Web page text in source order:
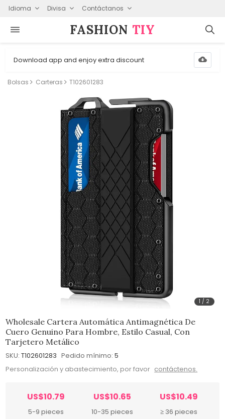
Idioma Divisa Contáctanos
FASHION⁠ TIY
Download app and enjoy extra discount
Bolsas Carteras T102601283
1 / 2
Wholesale Cartera Automática Antimagnética De
Cuero Genuino Para Hombre, Estilo Casual, Con
Tarjetero Metálico
SKU: T102601283 Pedido mínimo: 5
Personalización y abastecimiento, por favor contáctenos.
US$10.79
5-9 pieces
US$10.65
10-35 pieces
US$10.49
≥ 36 pieces